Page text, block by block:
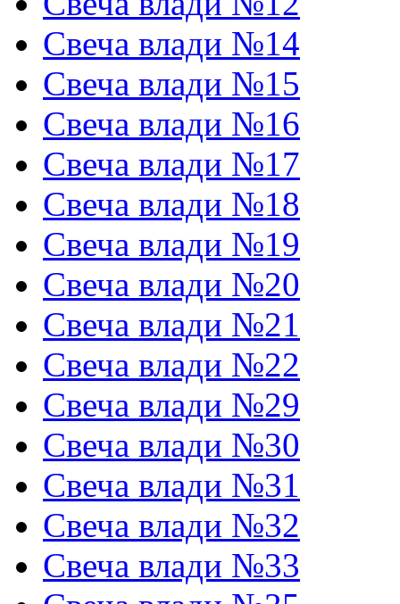
Свеча влади №14
Свеча влади №15
Свеча влади №16
Свеча влади №17
Свеча влади №18
Свеча влади №19
Свеча влади №20
Свеча влади №21
Свеча влади №22
Свеча влади №29
Свеча влади №30
Свеча влади №31
Свеча влади №32
Свеча влади №33